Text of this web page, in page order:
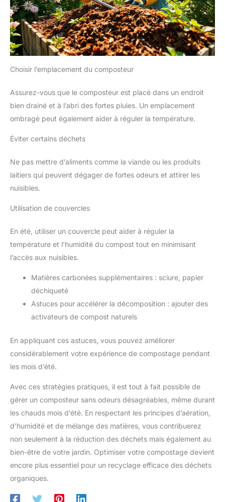
Choisir l’emplacement du composteur
Assurez-vous que le composteur est placé dans un endroit
bien drainé et à l’abri des fortes pluies. Un emplacement
ombragé peut également aider à réguler la température.
Éviter certains déchets
Ne pas mettre d’aliments comme la viande ou les produits
laitiers qui peuvent dégager de fortes odeurs et attirer les
nuisibles.
Utilisation de couvercles
En été, utiliser un couvercle peut aider à réguler la
température et l’humidité du compost tout en minimisant
l’accès aux nuisibles.
Matières carbonées supplémentaires : sciure, papier
déchiqueté
Astuces pour accélérer la décomposition : ajouter des
activateurs de compost naturels
En appliquant ces astuces, vous pouvez améliorer
considérablement votre expérience de compostage pendant
les mois d’été.
Avec ces stratégies pratiques, il est tout à fait possible de
gérer un composteur sans odeurs désagréables, même durant
les chauds mois d’été. En respectant les principes d’aération,
d’humidité et de mélange des matières, vous contribuerez
non seulement à la réduction des déchets mais également au
bien-être de votre jardin. Optimiser votre compostage devient
encore plus essentiel pour un recyclage efficace des déchets
organiques.